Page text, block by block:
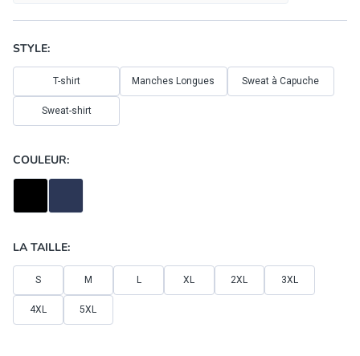
STYLE:
T-shirt Manches Longues Sweat à Capuche
Sweat-shirt
COULEUR:
LA TAILLE:
S M L XL 2XL 3XL
4XL 5XL